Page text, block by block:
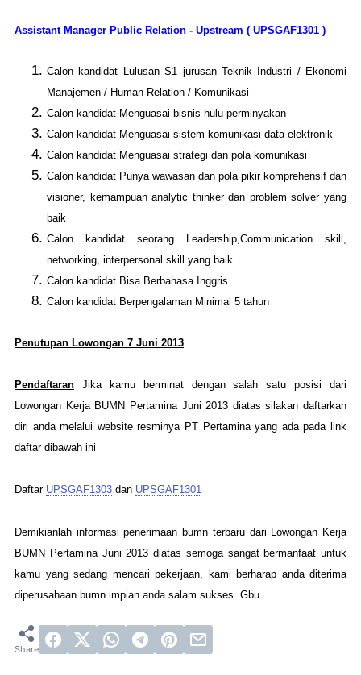
Assistant Manager Public Relation - Upstream ( UPSGAF1301 )
Calon kandidat Lulusan S1 jurusan Teknik Industri / Ekonomi
Manajemen / Human Relation / Komunikasi
Calon kandidat Menguasai bisnis hulu perminyakan
Calon kandidat Menguasai sistem komunikasi data elektronik
Calon kandidat Menguasai strategi dan pola komunikasi
Calon kandidat Punya wawasan dan pola pikir komprehensif dan
visioner, kemampuan analytic thinker dan problem solver yang
baik
Calon kandidat seorang
Leadership,Communication skill,
networking, interpersonal skill yang baik
Calon kandidat Bisa Berbahasa Inggris
Calon kandidat Berpengalaman Minimal 5 tahun
Penutupan Lowongan 7 Juni 2013
Pendaftaran Jika kamu berminat dengan salah satu posisi dari
Lowongan Kerja BUMN Pertamina Juni 2013 diatas silakan daftarkan
diri anda melalui website resminya PT Pertamina yang ada pada link
daftar dibawah ini
Daftar UPSGAF1303 dan UPSGAF1301
Demikianlah informasi penerimaan bumn terbaru dari Lowongan Kerja
BUMN Pertamina Juni 2013 diatas semoga sangat bermanfaat untuk
kamu yang sedang mencari pekerjaan, kami berharap anda diterima
diperusahaan bumn impian anda.salam sukses. Gbu